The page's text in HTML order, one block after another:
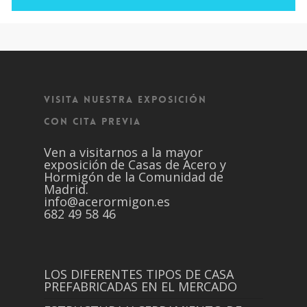
VISITA NUESTRA EXPOSICIÓN
CON CITA PREVIA
Ven a visitarnos a la mayor
exposición de Casas de Acero y
Hormigón de la Comunidad de
Madrid.
info@acerormigon.es
682 49 58 46
LOS DIFERENTES TIPOS DE CASA
PREFABRICADAS EN EL MERCADO